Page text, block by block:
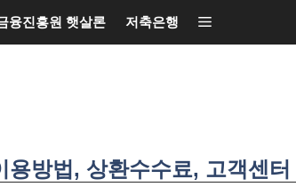
융진흥원 햇살론 저축은행
방법, 상환수수료, 고객센터